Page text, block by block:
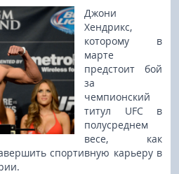
Джони
Хендрикс,
которому в
марте
предстоит бой
за
чемпионский
титул UFC в
полусреднем
весе, как
спортивную карьеру в